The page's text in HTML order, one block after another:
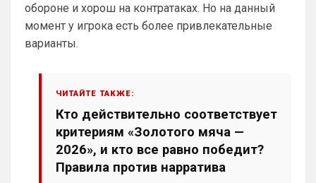
обороне и хорош на контратаках. Но на данный
момент у игрока есть более привлекательные
варианты.
ЧИТАЙТЕ ТАКЖЕ:
Кто действительно соответствует
критериям «Золотого мяча —
2026», и кто все равно победит?
Правила против нарратива
Канонир • 20:25
Ответ для Аристократ
Челси даже сейчас привлекателен для
я же подчеркнул специально - РА и
Ролики! При РА, я бы даже не написал
такого, а вот с ними, я не только это
пишу, ну и утверждаю. Титулы какие?
Клубок Мира и Кубок Конференций? Чем
гордиться то с 2022 года? Чем
заманивать игроков? Накупили на 1,5